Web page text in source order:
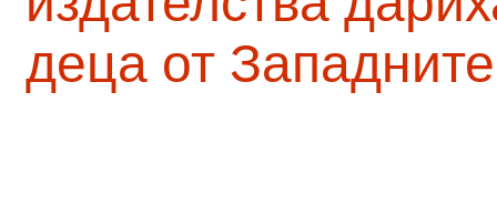
деца от